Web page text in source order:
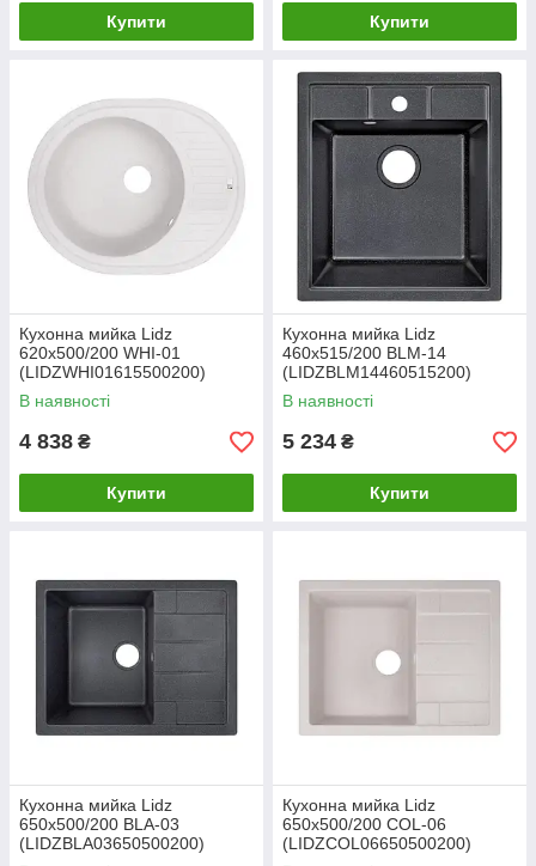
Купити Купити
Кухонна мийка Lidz
620x500/200 WHI-01
(LIDZWHI01615500200)
В наявності
4 838 ₴
Купити
Кухонна мийка Lidz
460х515/200 BLM-14
(LIDZBLM14460515200)
В наявності
5 234 ₴
Купити
Кухонна мийка Lidz
650x500/200 BLA-03
(LIDZBLA03650500200)
Кухонна мийка Lidz
650x500/200 COL-06
(LIDZCOL06650500200)